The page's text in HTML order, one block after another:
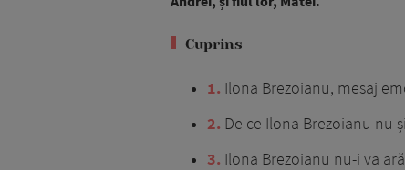
Cuprins
1 Ilona Brezoianu, mesaj
2 De ce Ilona Brezoianu nu
3 Ilona Brezoianu nu-i va